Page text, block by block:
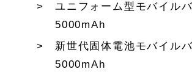
ユニフォーム型モバイル
5000mAh
新世代固体電池モバイル
5000mAh